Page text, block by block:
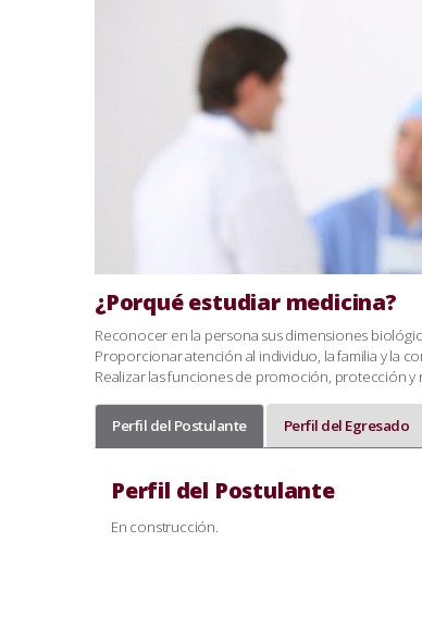
¿Porqué estudiar medicina?
Reconocer en la persona sus dimensiones
Proporcionar atención al individuo, la familia y la
Realizar las funciones de promoción, protección
Perfil del Postulante Perfil del Egresado
Perfil del Postulante
En construcción.